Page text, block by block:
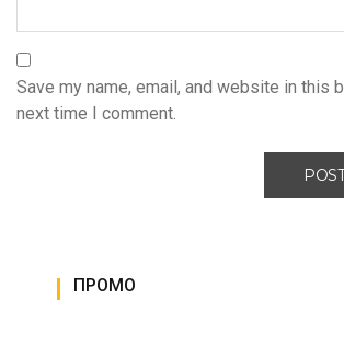
Save my name, email, and website in this
next time I comment.
ПРОМО